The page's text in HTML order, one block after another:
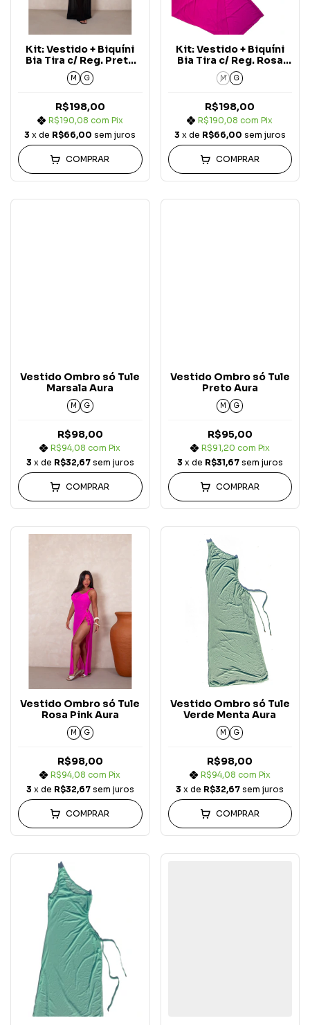
Kit: Vestido + Biquíni
Bia Tira c/ Reg. Preto
Aura (3 peças)
M G
R$198,00
R$190,08 com Pix
3 x de R$66,00 sem juros
COMPRAR
Kit: Vestido + Biquíni
Bia Tira c/ Reg. Rosa
Pink Aura (3 peças)
M G
R$198,00
R$190,08com Pix
3 x de R$66,00 sem juros
COMPRAR
Vestido Ombro só Tule
Marsala Aura
M G
R$98,00
R$94,08com Pix
3 x de R$32,67 sem juros
COMPRAR
Vestido Ombro só Tule
Preto Aura
M G
R$95,00
R$91,20 com Pix
3 x de R$31,67 sem juros
COMPRAR
Vestido Ombro só Tule
Rosa Pink Aura
M G
R$98,00
R$94,08com Pix
3 x de R$32,67 sem juros
COMPRAR
Vestido Ombro só Tule
Verde Menta Aura
M G
R$98,00
R$94,08 com Pix
3 x de R$32,67 sem juros
COMPRAR